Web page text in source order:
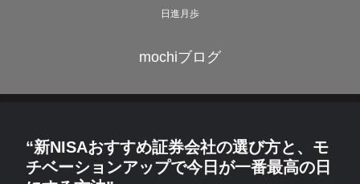
日進月歩
mochiブログ
“新NISAおすすめ証券会社の選び方と、モ
チベーションアップで今日が一番最高の日